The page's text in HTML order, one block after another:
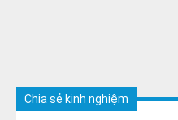
Chia sẻ kinh nghiệm